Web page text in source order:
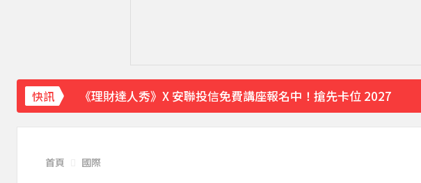
快訊
《理財達人秀》X 安聯投信免費講座報名中！搶先卡位 2027
首頁 國際